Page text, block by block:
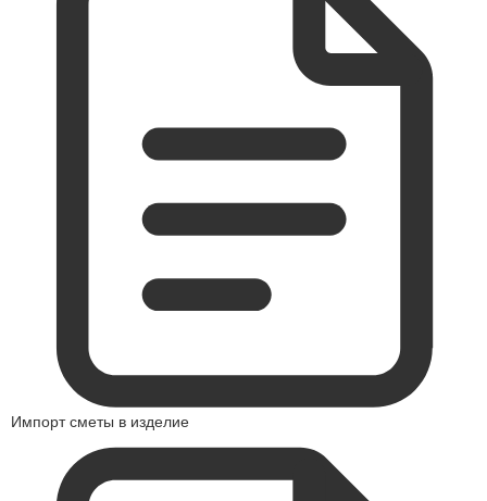
Импорт сметы в изделие